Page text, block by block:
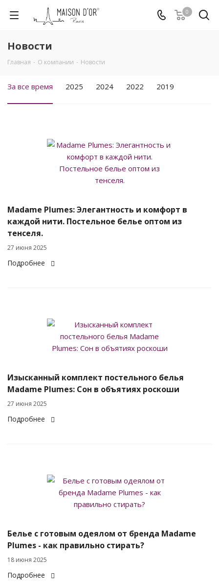
0
Новости
Главная - О компании - Новости
За все время 2025 2024 2022 2019
Madame Plumes: Элегантность и комфорт в
каждой нити. Постельное белье оптом из
тенселя.
27 июня 2025
Подробнее
Изысканный комплект постельного белья
Madame Plumes: Сон в объятиях роскоши
27 июня 2025
Подробнее
Белье с готовым одеялом от бренда Madame
Plumes - как правильно стирать?
18 июня 2025
Подробнее